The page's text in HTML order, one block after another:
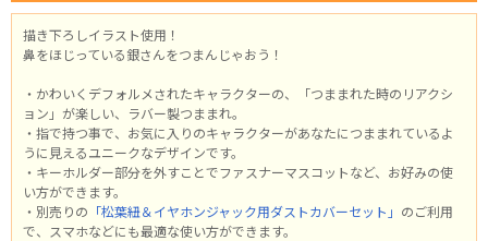
描き下ろしイラスト使用！
鼻をほじっている銀さんをつまんじゃおう！
・かわいくデフォルメされたキャラクターの、「つままれた時のリアクシ
ョン」が楽しい、ラバー製つままれ。
・指で持つ事で、お気に入りのキャラクターがあなたにつままれているよ
うに見えるユニークなデザインです。
・キーホルダー部分を外すことでファスナーマスコットなど、お好みの使
い方ができます。
・別売りの 「松葉紐＆イヤホンジャック用ダストカバーセット」 のご利用
で、スマホなどにも最適な使い方ができます。